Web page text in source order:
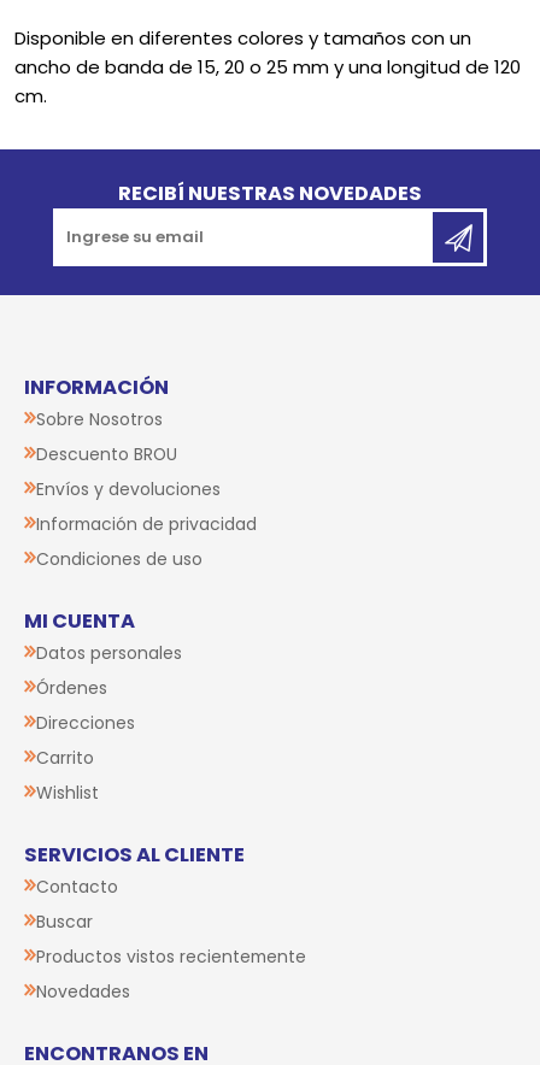
Disponible en diferentes colores y tamaños con un
ancho de banda de 15, 20 o 25 mm y una longitud de 120
cm.
RECIBÍ NUESTRAS NOVEDADES
INFORMACIÓN
Sobre Nosotros
Descuento BROU
Envíos y devoluciones
Información de privacidad
Condiciones de uso
MI CUENTA
Datos personales
Órdenes
Direcciones
Carrito
Wishlist
SERVICIOS AL CLIENTE
Contacto
Buscar
Productos vistos recientemente
Novedades
ENCONTRANOS EN